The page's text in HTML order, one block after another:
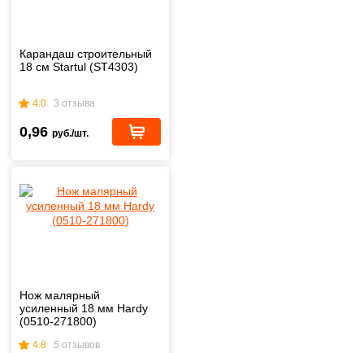
Карандаш строительный
18 см Startul (ST4303)
4.0 3 отзыва
0,96 руб./шт.
Нож малярный
усиленный 18 мм Hardy
(0510-271800)
4.8 5 отзывов